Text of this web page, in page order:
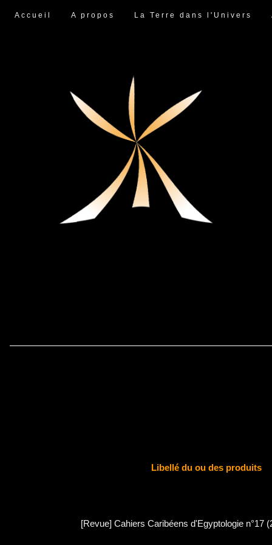
Accueil A propos La Terre dans l'Univers
Libellé du ou des produits
[Revue] Cahiers Caribéens d'Egyptologie n°17